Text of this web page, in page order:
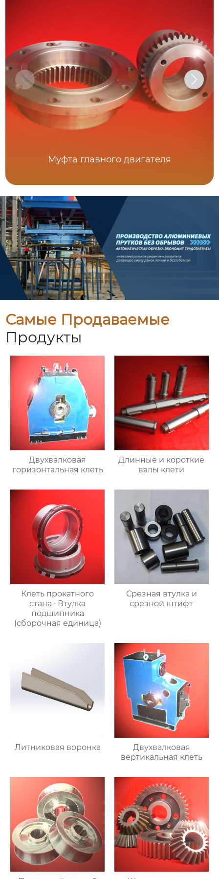
Муфта главного двигателя
Самые Продаваемые
Продукты
Двухвалковая
горизонтальная клеть
Длинные и короткие
валы клети
Клеть прокатного
стана · Втулка
подшипника
(сборочная единица)
Срезная втулка и
срезной штифт
Литниковая воронка
Двухвалковая
вертикальная клеть